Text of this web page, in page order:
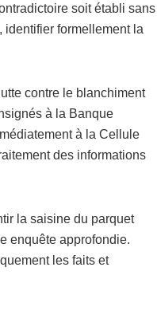
soit établi sans
identifier formellement la
contre le blanchiment
à la Banque
à la Cellule
des informations
la saisine du parquet
enquête approfondie.
les faits et